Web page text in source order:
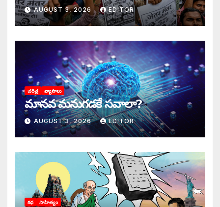
AUGUST 3, 2026 EDITOR
చరిత్ర వ్యాసాలు
మానవ మనుగడకే సవాలా?
AUGUST 3, 2026 EDITOR
కథ సాహిత్యం